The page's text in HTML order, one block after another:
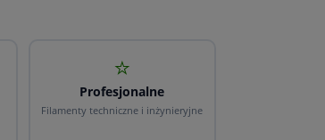
⭐
Profesjonalne
Filamenty techniczne i inżynieryjne